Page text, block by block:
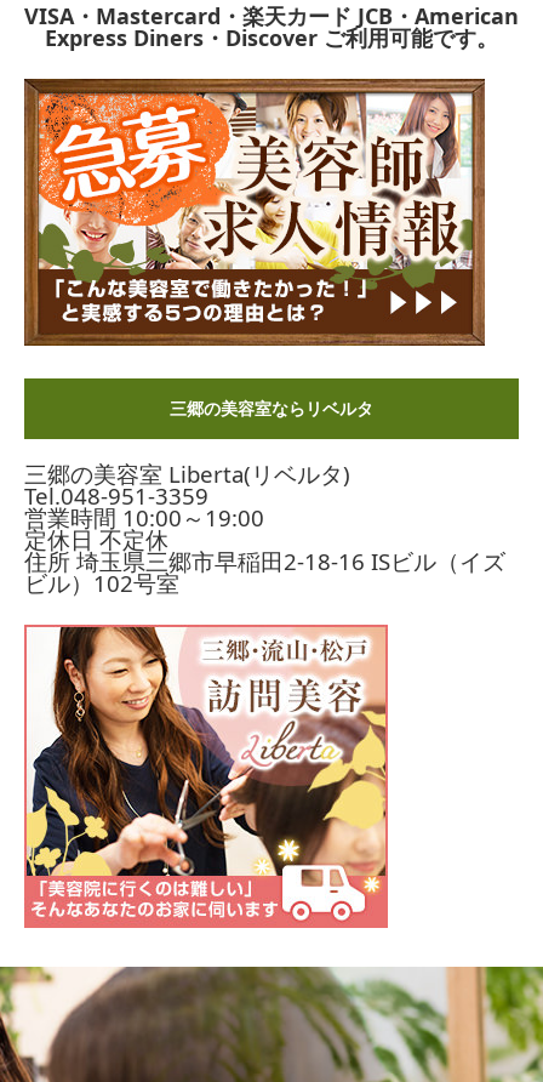
VISA・Mastercard・楽天カード JCB・American
Express Diners・Discover ご利用可能です。
三郷の美容室ならリベルタ
三郷の美容室 Liberta(リベルタ)
Tel.048-951-3359
営業時間 10:00～19:00
定休日 不定休
住所 埼玉県三郷市早稲田2-18-16 ISビル（イズ
ビル）102号室